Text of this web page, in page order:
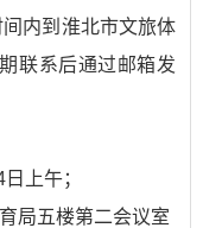
内到淮北市文旅体
联系后通过邮箱发
上午；
局五楼第二会议室